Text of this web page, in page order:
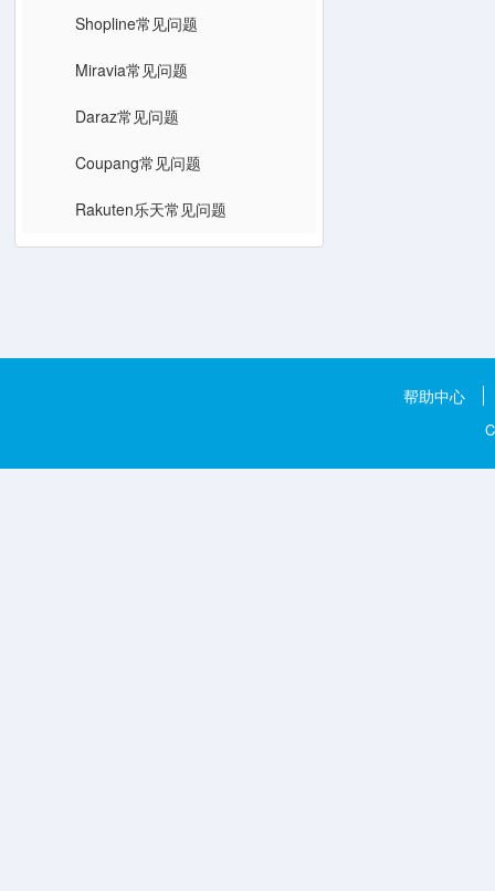
Shopline常见问题
Miravia常见问题
Daraz常见问题
Coupang常见问题
Rakuten乐天常见问题
帮助中心